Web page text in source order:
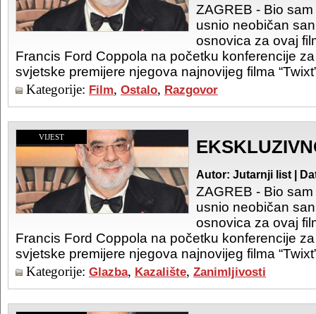
ZAGREB - Bio
usnio neobičan
osnovica za ovaj
Francis Ford Coppola na početku konferencije
svjetske premijere njegova najnovijeg filma
Kategorije: Film, Ostalo, Razgovor
VIJEST
Autor: Jutarnji list |
ZAGREB - Bio
usnio neobičan
osnovica za ovaj
Francis Ford Coppola na početku konferencije
svjetske premijere njegova najnovijeg filma
Kategorije: Glazba, Kazalište, Zanimljivosti